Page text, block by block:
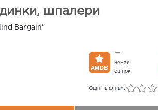
шпалери
Bargain"
—
немає
оцінок
Оцініть фільм: